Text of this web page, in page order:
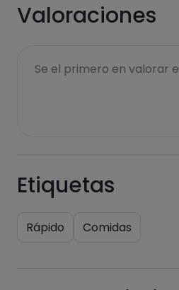
Valoraciones
Se el primero en valorar
Etiquetas
Rápido Comidas